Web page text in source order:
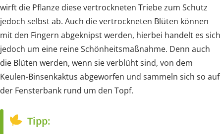
wirft die Pflanze diese vertrockneten Triebe zum Schutz
jedoch selbst ab. Auch die vertrockneten Blüten können
mit den Fingern abgeknipst werden, hierbei handelt es sich
jedoch um eine reine Schönheitsmaßnahme. Denn auch
die Blüten werden, wenn sie verblüht sind, von dem
Keulen-Binsenkaktus abgeworfen und sammeln sich so auf
der Fensterbank rund um den Topf.
Tipp: